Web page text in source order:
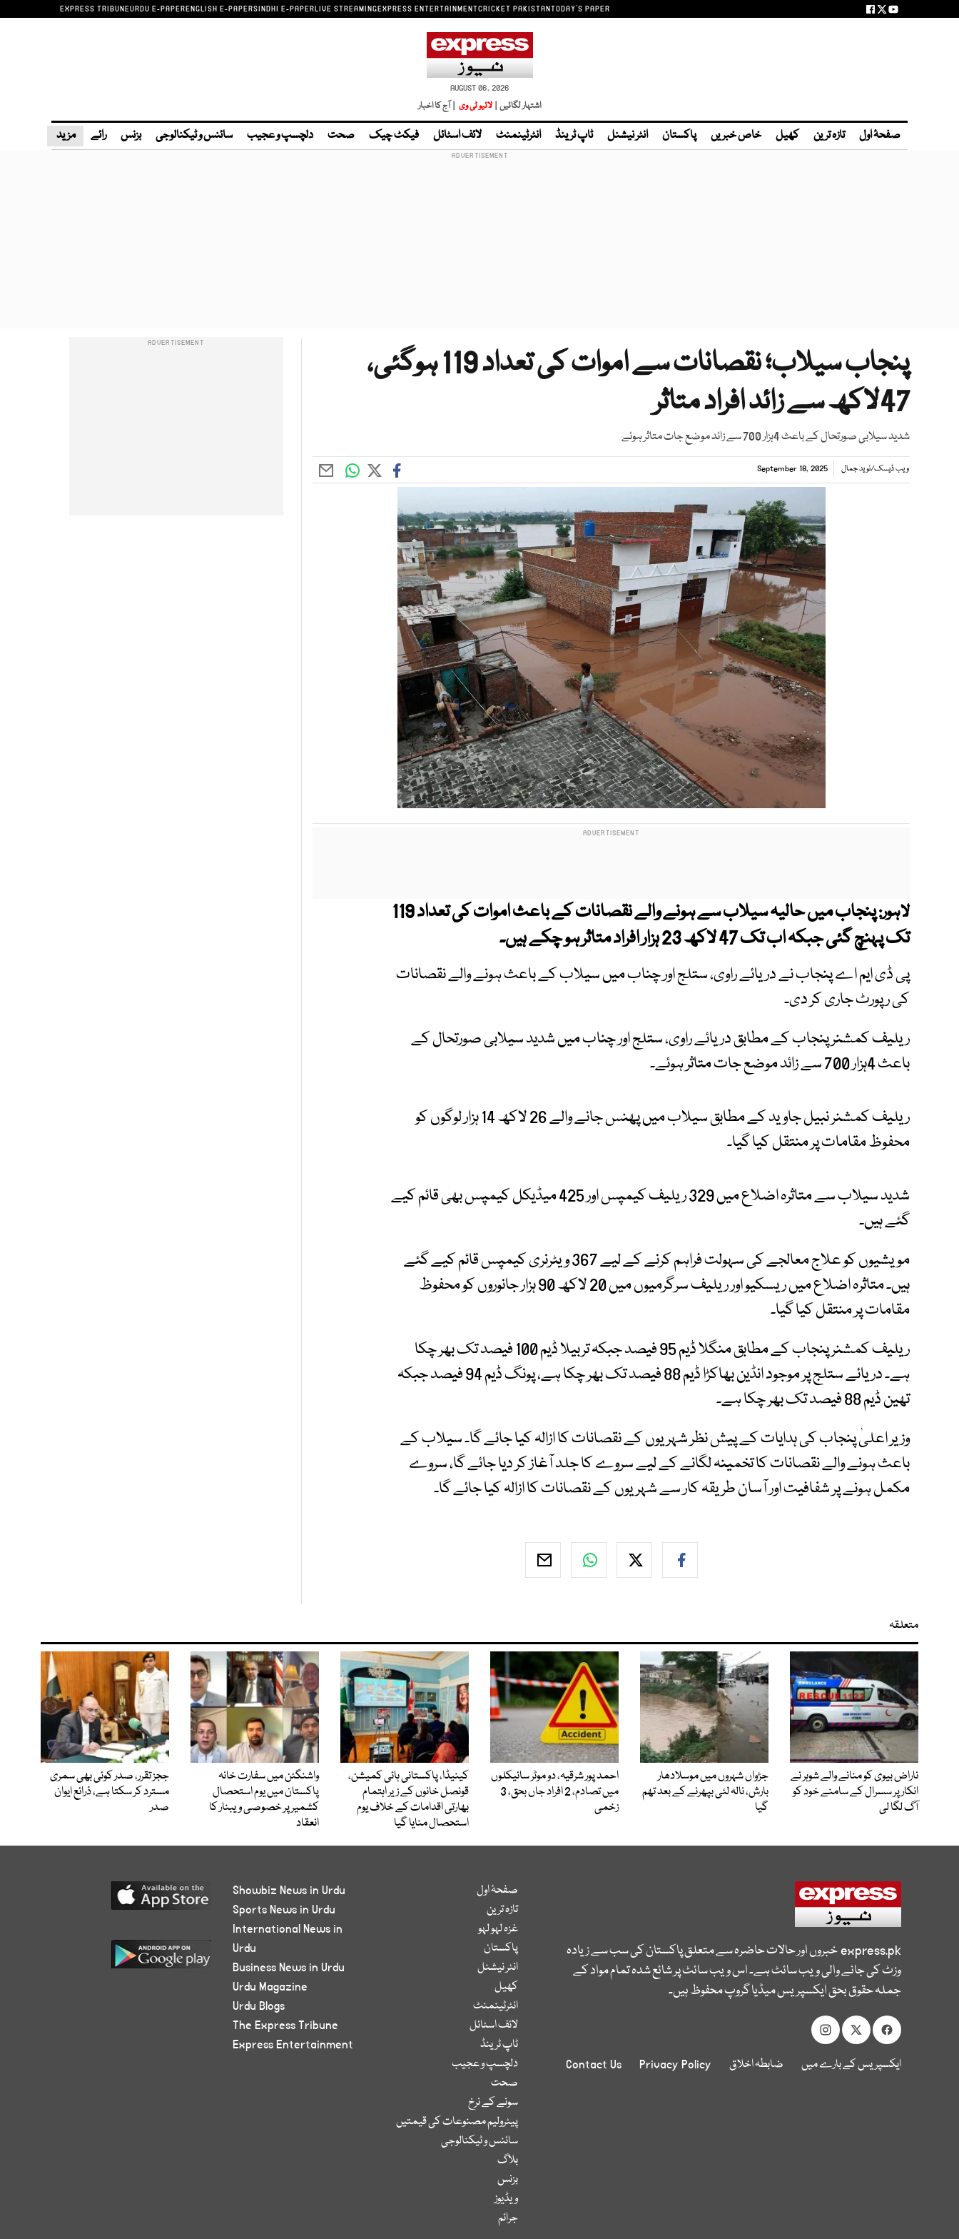
EXPRESS TRIBUNEURDU E-PAPERENGLISH E-PAPERSINDHI E-PAPERLIVE STREAMINGEXPRESS ENTERTAINMENTCRICKET PAKISTANTODAY'S PAPER
AUGUST 06, 2026
اشتہار لگائیں | لائیو ٹی وی | آج کا اخبار
صفحۂ اول تازہ ترین کھیل خاص خبریں پاکستان انٹر نیشنل ٹاپ ٹرینڈ انٹرٹینمنٹ لائف اسٹائل فیکٹ چیک صحت دلچسپ و عجیب سائنس و ٹیکنالوجی بزنس رائے مزید
پنجاب سیلاب؛ نقصانات سے اموات کی تعداد 119 ہوگئی،
47لاکھ سے زائد افراد متاثر
شدید سیلابی صورتحال کے باعث 4ہزار 700 سے زائد موضع جات متاثر ہوئے
ویب ڈیسک/نوید جمال September 18, 2025
لاہور:
پنجاب میں حالیہ سیلاب سے ہونے والے نقصانات کے باعث اموات کی تعداد 119
تک پہنچ گئی جبکہ اب تک 47 لاکھ 23 ہزار افراد متاثر ہو چکے ہیں۔
پی ڈی ایم اے پنجاب نے دریائے راوی، ستلج اور چناب میں سیلاب کے باعث ہونے والے نقصانات
کی رپورٹ جاری کر دی۔
ریلیف کمشنر پنجاب کے مطابق دریائے راوی، ستلج اور چناب میں شدید سیلابی صورتحال کے
باعث 4ہزار 700 سے زائد موضع جات متاثر ہوئے۔
ریلیف کمشنر نبیل جاوید کے مطابق سیلاب میں پھنس جانے والے 26 لاکھ 14 ہزار لوگوں کو
محفوظ مقامات پر منتقل کیا گیا۔
شدید سیلاب سے متاثرہ اضلاع میں 329 ریلیف کیمپس اور 425 میڈیکل کیمپس بھی قائم کیے
گئے ہیں۔
مویشیوں کو علاج معالجے کی سہولت فراہم کرنے کے لیے 367 ویٹرنری کیمپس قائم کیے گئے
ہیں۔ متاثرہ اضلاع میں ریسکیو اور ریلیف سرگرمیوں میں 20 لاکھ 90 ہزار جانوروں کو محفوظ
مقامات پر منتقل کیا گیا۔
ریلیف کمشنر پنجاب کے مطابق منگلا ڈیم 95 فیصد جبکہ تربیلا ڈیم 100 فیصد تک بھر چکا
ہے۔ دریائے ستلج پر موجود انڈین بھاکڑا ڈیم 88 فیصد تک بھر چکا ہے، پونگ ڈیم 94 فیصد جبکہ
تھین ڈیم 88 فیصد تک بھر چکا ہے۔
وزیر اعلیٰ پنجاب کی ہدایات کے پیش نظر شہریوں کے نقصانات کا ازالہ کیا جائے گا۔ سیلاب کے
باعث ہونے والے نقصانات کا تخمینہ لگانے کے لیے سروے کا جلد آغاز کر دیا جائے گا، سروے
مکمل ہونے پر شفافیت اور آسان طریقہ کار سے شہریوں کے نقصانات کا ازالہ کیا جائے گا۔
متعلقہ
ناراض بیوی کو منانے والے شوہر نے
انکار پر سسرال کے سامنے خود کو
آگ لگا لی
جڑواں شہروں میں موسلادھار
بارش، نالہ لئی بپھرنے کے بعد تھم
گیا
احمد پور شرقیہ، دو موٹر سائیکلوں
میں تصادم، 2 افراد جاں بحق، 3
زخمی
کینیڈا، پاکستانی ہائی کمیشن،
قونصل خانوں کے زیر اہتمام
بھارتی اقدامات کے خلاف یوم
استحصال منایا گیا
واشنگٹن میں سفارت خانہ
پاکستان میں یوم استحصال
کشمیر پر خصوصی ویبنار کا
انعقاد
ججز تقرر، صدر کوئی بھی سمری
مسترد کر سکتا ہے، ذرائع ایوان
صدر
express.pkخبروں اور حالات حاضرہ سے متعلق پاکستان کی سب سے زیادہ
وزٹ کی جانے والی ویب سائٹ ہے۔ اس ویب سائٹ پر شائع شدہ تمام مواد کے
جملہ حقوق بحق ایکسپریس میڈیا گروپ محفوظ ہیں۔
ایکسپریس کے بارے میں ضابطہ اخلاق Privacy Policy
Contact Us
صفحۂ اول
تازہ ترین
غزہ لہو لہو
پاکستان
انٹر نیشنل
کھیل
انٹرٹینمنٹ
لائف اسٹائل
ٹاپ ٹرینڈ
دلچسپ و عجیب
صحت
سونے کے نرخ
پیٹرولیم مصنوعات کی قیمتیں
سائنس و ٹیکنالوجی
بلاگ
بزنس
ویڈیوز
جرائم
Showbiz News in Urdu
Sports News in Urdu
International News in
Urdu
Business News in Urdu
Urdu Magazine
Urdu Blogs
The Express Tribune
Express Entertainment